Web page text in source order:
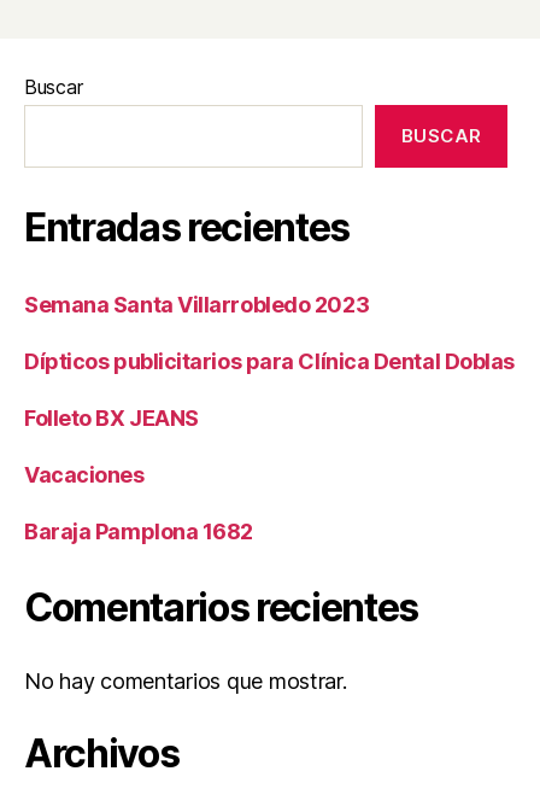
Buscar
BUSCAR
Entradas recientes
Semana Santa Villarrobledo 2023
Dípticos publicitarios para Clínica Dental Doblas
Folleto BX JEANS
Vacaciones
Baraja Pamplona 1682
Comentarios recientes
No hay comentarios que mostrar.
Archivos